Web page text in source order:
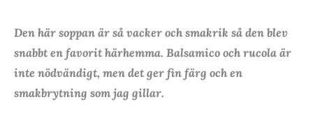
Den här soppan är så vacker och smakrik så den blev
snabbt en favorit härhemma. Balsamico och rucola är
inte nödvändigt, men det ger fin färg och en
smakbrytning som jag gillar.